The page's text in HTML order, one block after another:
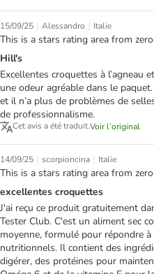
15/09/25 | Alessandro | Italie
This is a stars rating area from
Hill's
Excellentes croquettes à l’agneau
une odeur agréable dans le
et il n’a plus de problèmes de
de professionnalisme.
Cet avis a été traduit.Voir l’original
14/09/25 | scorpioncina | Italie
This is a stars rating area from
excellentes croquettes
J'ai reçu ce produit gratuitement
Tester Club. C'est un aliment sec
moyenne, formulé pour répondre
nutritionnels. Il contient des
digérer, des protéines pour